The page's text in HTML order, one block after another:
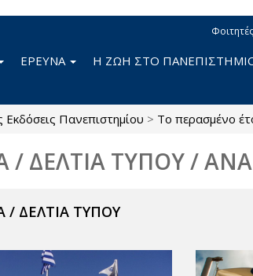
ΕΡΕΥΝΑ Η ΖΩΗ ΣΤΟ
Εκδόσεις Πανεπιστημίου > Το περασμένο
/ ΔΕΛΤΙΑ ΤΥΠΟΥ /
/ ΔΕΛΤΙΑ ΤΥΠΟΥ